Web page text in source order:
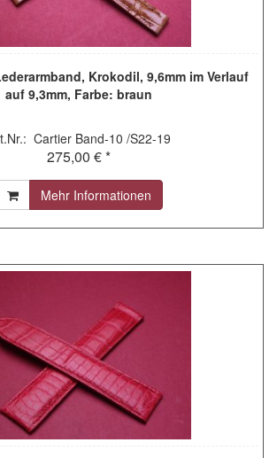
Krokodil, 9,6mm im Verlauf
auf 9,3mm, Farbe: braun
Cartier Band-10 /S22-19
275,00 € *
Mehr Informationen